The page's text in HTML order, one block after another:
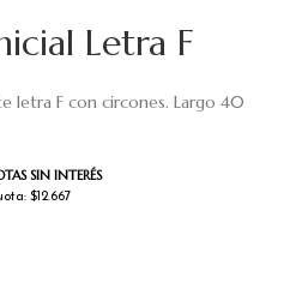
Letra F
SIN INTERÉS
$12.667
letra F con circones. Largo 40